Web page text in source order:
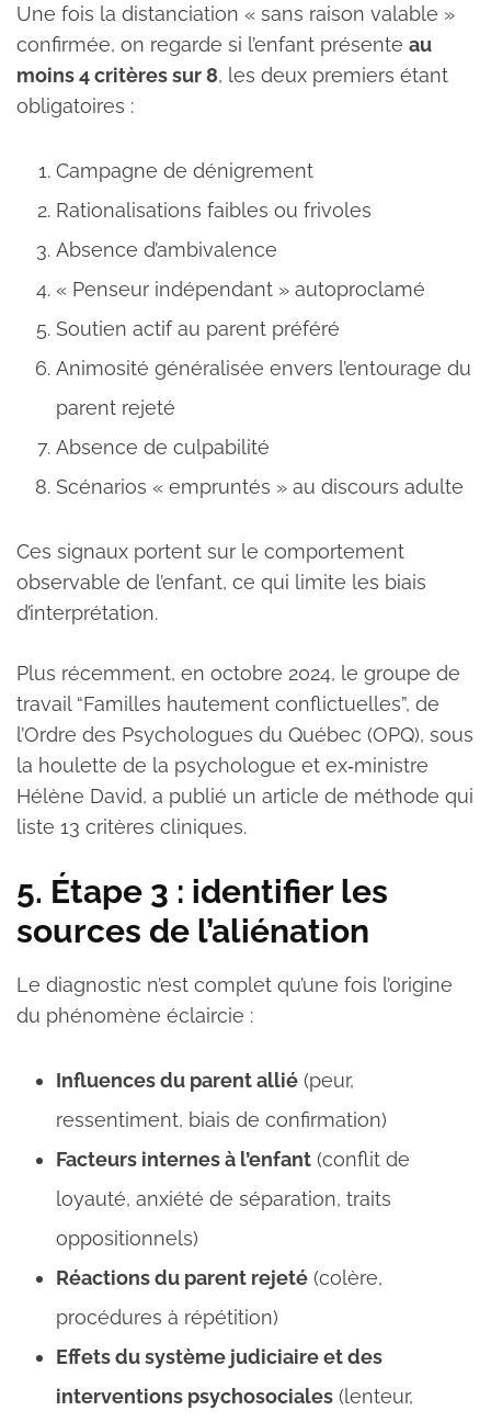
Une fois la distanciation « sans raison valable »
confirmée, on regarde si l’enfant présente au
moins 4 critères sur 8, les deux premiers étant
obligatoires :
Campagne de dénigrement
Rationalisations faibles ou frivoles
Absence d’ambivalence
« Penseur indépendant » autoproclamé
Soutien actif au parent préféré
Animosité généralisée envers l’entourage du
parent rejeté
Absence de culpabilité
Scénarios « empruntés » au discours adulte
Ces signaux portent sur le comportement
observable de l’enfant, ce qui limite les biais
d’interprétation.
Plus récemment, en octobre 2024, le groupe de
travail “Familles hautement conflictuelles”, de
l’Ordre des Psychologues du Québec (OPQ), sous
la houlette de la psychologue et ex‑ministre
Hélène David, a publié un article de méthode qui
liste 13 critères cliniques.
5. Étape 3 : identifier les
sources de l’aliénation
Le diagnostic n’est complet qu’une fois l’origine
du phénomène éclaircie :
Influences du parent allié (peur,
ressentiment, biais de confirmation)
Facteurs internes à l’enfant (conflit de
loyauté, anxiété de séparation, traits
oppositionnels)
Réactions du parent rejeté (colère,
procédures à répétition)
Effets du système judiciaire et des
interventions psychosociales (lenteur,